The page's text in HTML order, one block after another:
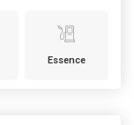
Essence